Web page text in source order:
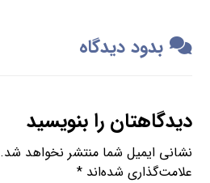
بدود دیدگاه
دیدگاهتان را بنویسید
نشانی ایمیل شما منتشر نخواهد شد.
علامت‌گذاری شده‌اند*